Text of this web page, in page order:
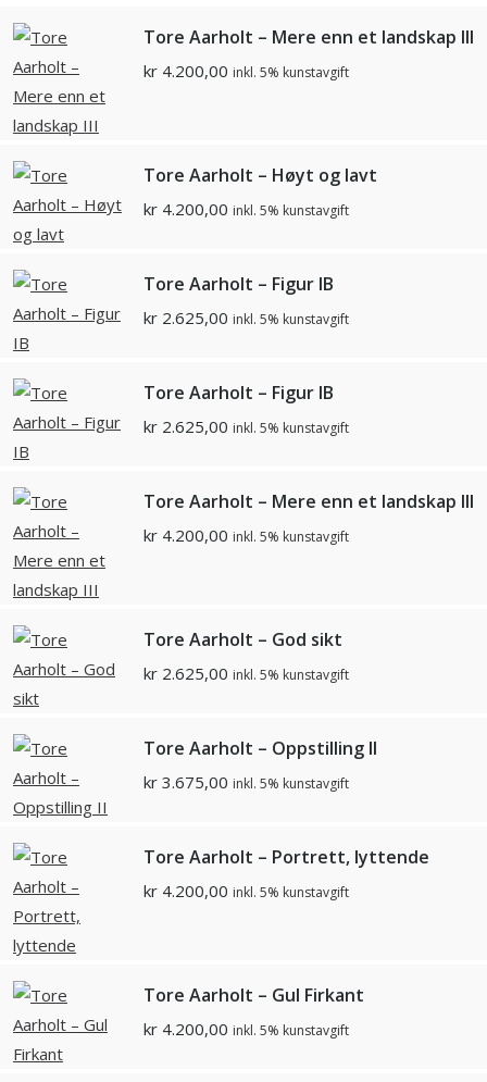
Tore Aarholt – Mere enn et landskap III
kr 4.200,00 inkl. 5% kunstavgift
Tore Aarholt – Høyt og lavt
kr 4.200,00 inkl. 5% kunstavgift
Tore Aarholt – Figur IB
kr 2.625,00 inkl. 5% kunstavgift
Tore Aarholt – Figur IB
kr 2.625,00 inkl. 5% kunstavgift
Tore Aarholt – Mere enn et landskap III
kr 4.200,00 inkl. 5% kunstavgift
Tore Aarholt – God sikt
kr 2.625,00 inkl. 5% kunstavgift
Tore Aarholt – Oppstilling II
kr 3.675,00 inkl. 5% kunstavgift
Tore Aarholt – Portrett, lyttende
kr 4.200,00 inkl. 5% kunstavgift
Tore Aarholt – Gul Firkant
kr 4.200,00 inkl. 5% kunstavgift